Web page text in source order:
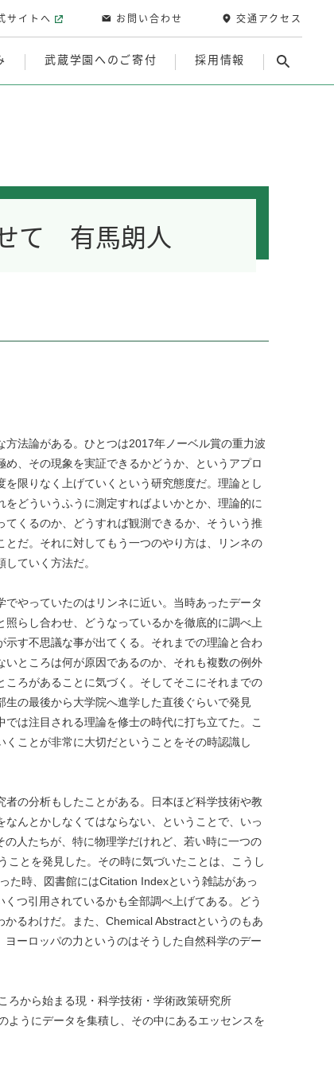
武蔵学園へのご寄付 採用情報
サイトへ お問い合わせ 交通アクセス
て 有馬朗人
方法論がある。ひとつは2017年ノーベル賞の重力波
、その現象を実証できるかどうか、というアプロ
を限りなく上げていくという研究態度だ。理論とし
をどういうふうに測定すればよいかとか、理論的に
てくるのか、どうすれば観測できるか、そういう推
とだ。それに対してもう一つのやり方は、リンネの
ていく方法だ。
でやっていたのはリンネに近い。当時あったデータ
照らし合わせ、どうなっているかを徹底的に調べ上
示す不思議な事が出てくる。それまでの理論と合わ
いところは何が原因であるのか、それも複数の例外
ころがあることに気づく。そしてそこにそれまでの
の最後から大学院へ進学した直後ぐらいで発見
では注目される理論を修士の時代に打ち立てた。こ
ことが非常に大切だということをその時認識し
者の分析もしたことがある。日本ほど科学技術や教
んとかしなくてはならない、ということで、いっ
人たちが、特に物理学だけれど、若い時に一つの
とを発見した。その時に気づいたことは、こうし
た時、図書館にはCitation Indexという雑誌があっ
つ引用されているかも全部調べ上げてある。どう
るわけだ。また、Chemical Abstractというのもあ
ーロッパの力というのはそうした自然科学のデー
ろから始まる現・科学技術・学術政策研究所
ようにデータを集積し、その中にあるエッセンスを